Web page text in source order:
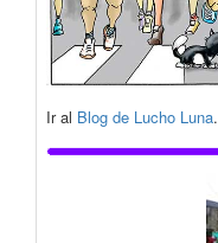
Ir al Blog de Lucho Luna.